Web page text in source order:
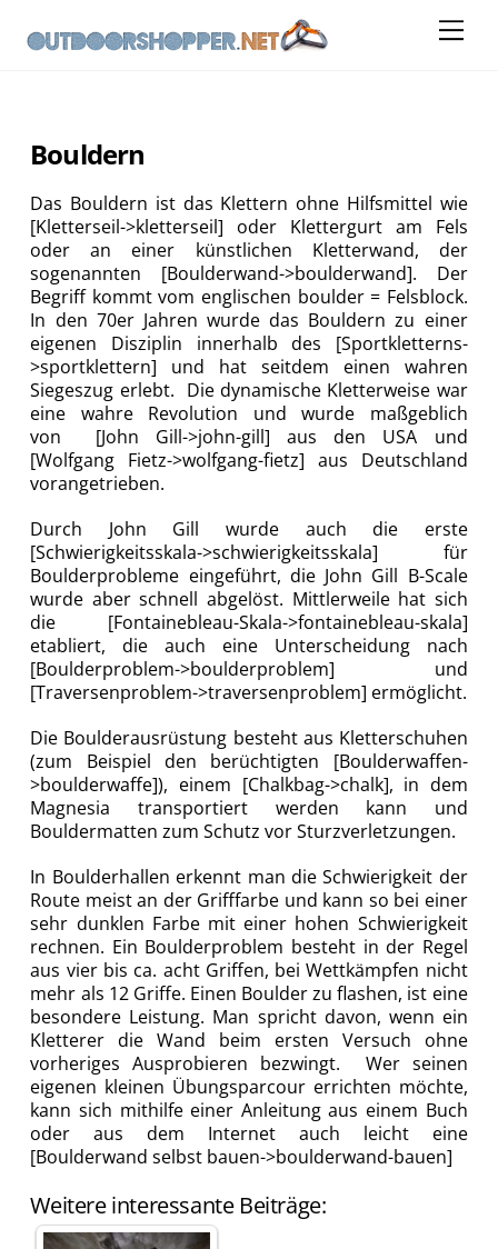
content
Bouldern
Das Bouldern ist das Klettern ohne Hilfsmittel wie
[Kletterseil->kletterseil] oder Klettergurt am Fels
oder an einer künstlichen Kletterwand, der
sogenannten [Boulderwand->boulderwand]. Der
Begriff kommt vom englischen boulder = Felsblock.
In den 70er Jahren wurde das Bouldern zu einer
eigenen Disziplin innerhalb des [Sportkletterns-
>sportklettern] und hat seitdem einen wahren
Siegeszug erlebt. Die dynamische Kletterweise war
eine wahre Revolution und wurde maßgeblich
von [John Gill->john-gill] aus den USA und
[Wolfgang Fietz->wolfgang-fietz] aus Deutschland
vorangetrieben.
Durch John Gill wurde auch die erste
[Schwierigkeitsskala->schwierigkeitsskala] für
Boulderprobleme eingeführt, die John Gill B-Scale
wurde aber schnell abgelöst. Mittlerweile hat sich
die [Fontainebleau-Skala->fontainebleau-skala]
etabliert, die auch eine Unterscheidung nach
[Boulderproblem->boulderproblem] und
[Traversenproblem->traversenproblem] ermöglicht.
Die Boulderausrüstung besteht aus Kletterschuhen
(zum Beispiel den berüchtigten [Boulderwaffen-
>boulderwaffe]), einem [Chalkbag->chalk], in dem
Magnesia transportiert werden kann und
Bouldermatten zum Schutz vor Sturzverletzungen.
In Boulderhallen erkennt man die Schwierigkeit der
Route meist an der Grifffarbe und kann so bei einer
sehr dunklen Farbe mit einer hohen Schwierigkeit
rechnen. Ein Boulderproblem besteht in der Regel
aus vier bis ca. acht Griffen, bei Wettkämpfen nicht
mehr als 12 Griffe. Einen Boulder zu flashen, ist eine
besondere Leistung. Man spricht davon, wenn ein
Kletterer die Wand beim ersten Versuch ohne
vorheriges Ausprobieren bezwingt. Wer seinen
eigenen kleinen Übungsparcour errichten möchte,
kann sich mithilfe einer Anleitung aus einem Buch
oder aus dem Internet auch leicht eine
[Boulderwand selbst bauen->boulderwand-bauen]
Weitere interessante Beiträge: